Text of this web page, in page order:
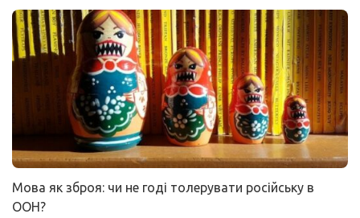
Мова як зброя: чи не годі толерувати російську в
ООН?